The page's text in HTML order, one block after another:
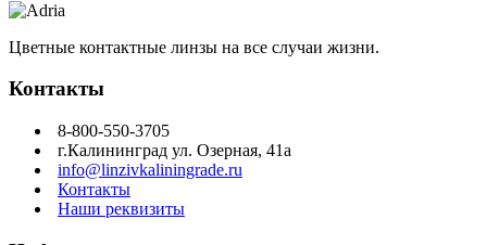
Цветные контактные линзы на все случаи жизни.
Контакты
8-800-550-3705
г.Калининград ул. Озерная, 41а
info@linzivkaliningrade.ru
Контакты
Наши реквизиты